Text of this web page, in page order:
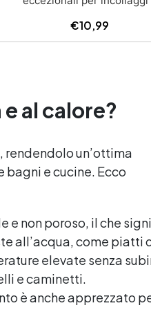
Perfetto per marmi, graniti,
naturali e artificiali. ✅
verticali: Ideale per
verticali, senza rischio di
semplice con rapporto 100:50
risultati ottimali.
€10,99
al calore?
rendendolo un’ottima
e cucine. Ecco
e non poroso, il che
all’acqua, come piatti
elevate senza
e caminetti.
è anche apprezzato